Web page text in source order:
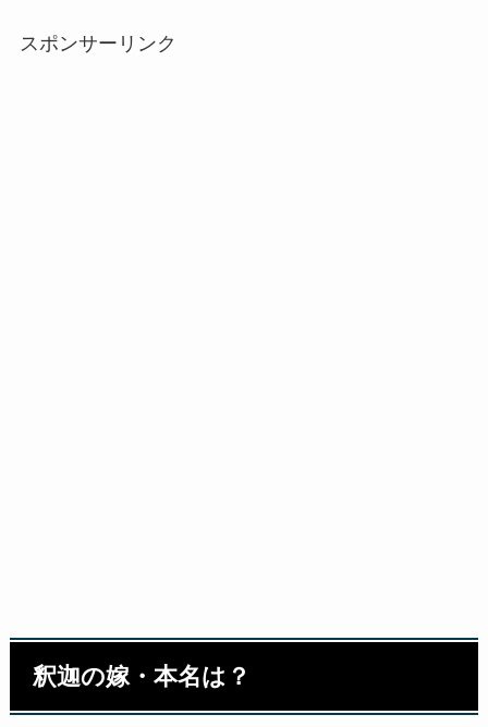
スポンサーリンク
釈迦の嫁・本名は？